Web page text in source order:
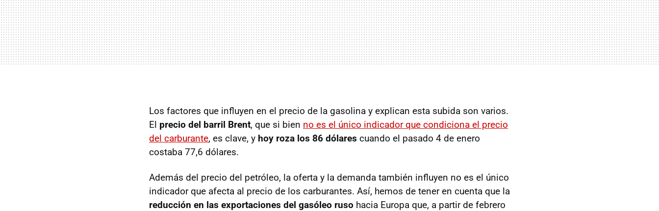
Los factores que influyen en el precio de la gasolina y explican esta subida son varios.
El precio del barril Brent, que si bien no es el único indicador que condiciona el precio
del carburante, es clave, y hoy roza los 86 dólares cuando el pasado 4 de enero
costaba 77,6 dólares.
Además del precio del petróleo, la oferta y la demanda también influyen no es el único
indicador que afecta al precio de los carburantes. Así, hemos de tener en cuenta que la
reducción en las exportaciones del gasóleo ruso hacia Europa que, a partir de febrero